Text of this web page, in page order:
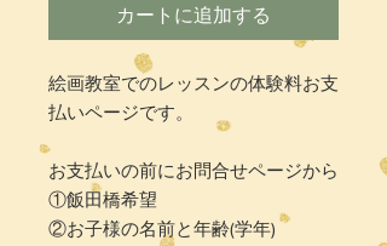
カートに追加する
絵画教室でのレッスンの体験料お支
払いページです。
お支払いの前にお問合せページから
①飯田橋希望
②お子様の名前と年齢(学年)